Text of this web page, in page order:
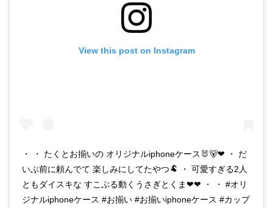
View this post on Instagram
・ ・ たくとお揃いの オリジナルiphoneケース🐰🐻❤︎ ・ だ
いぶ前に頼んでて 楽しみにしてたやつ🐏 ・ 可愛すぎる2人
ともダイスキな すこぶる動くうさぎとくま❤︎❤︎ ・ ・ #オリ
ジナルiphoneケース #お揃い #お揃いiphoneケース #カップ